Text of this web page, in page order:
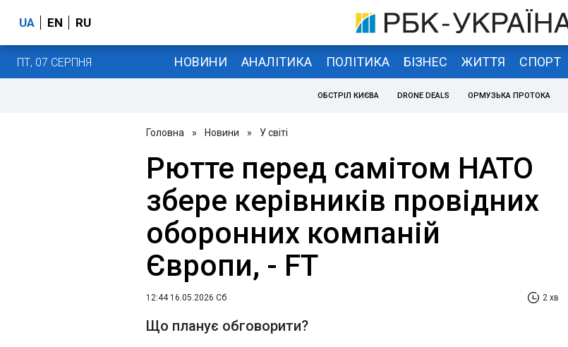
UA EN RU
ПТ, 07 СЕРПНЯ НОВИНИ АНАЛІТИКА ПОЛІТИКА БІЗНЕС ЖИТТЯ СПОРТ
ОБСТРІЛ КИЄВА DRONE DEALS ОРМУЗЬКА ПРОТОКА
Головна » Новини » У світі
Рютте перед самітом НАТО
збере керівників провідних
оборонних компаній
Європи, - FT
12:44 16.05.2026 Сб 2 хв
Що планує обговорити?